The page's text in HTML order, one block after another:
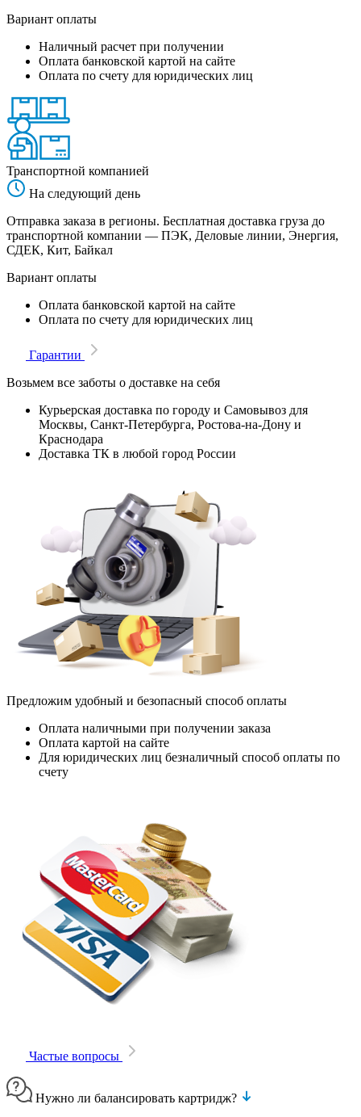
Вариант оплаты
Наличный расчет при получении
Оплата банковской картой на сайте
Оплата по счету для юридических лиц
Транспортной компанией
На следующий день
Отправка заказа в регионы. Бесплатная доставка груза до
транспортной компании — ПЭК, Деловые линии, Энергия,
СДЕК, Кит, Байкал
Вариант оплаты
Оплата банковской картой на сайте
Оплата по счету для юридических лиц
Гарантии
Возьмем все заботы о доставке на себя
Курьерская доставка по городу и Самовывоз для
Москвы, Санкт-Петербурга, Ростова-на-Дону и
Краснодара
Доставка ТК в любой город России
Предложим удобный и безопасный способ оплаты
Оплата наличными при получении заказа
Оплата картой на сайте
Для юридических лиц безналичный способ оплаты по
счету
Частые вопросы
Нужно ли балансировать картридж?